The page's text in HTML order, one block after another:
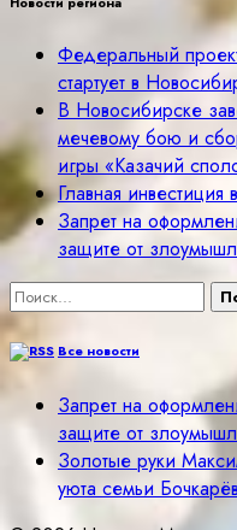
Федеральный
стартует в
В Новосибирске
мечевому бою и
игры «Казачий
Главная
Запрет на
защите от
Найти:
Все новости
Запрет на
защите от
Золотые руки
уюта семьи